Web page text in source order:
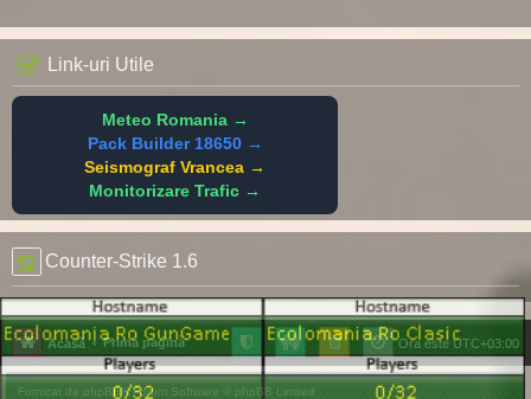
Link-uri Utile
Meteo Romania →
Pack Builder 18650 →
Seismograf Vrancea →
Monitorizare Trafic →
Counter-Strike 1.6
Acasă Prima pagină Ora este UTC+03:00
Furnizat de phpBB® Forum Software © phpBB Limited